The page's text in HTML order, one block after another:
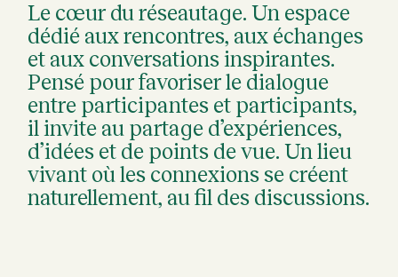
Le cœur du réseautage. Un espace
dédié aux rencontres, aux échanges
et aux conversations inspirantes.
Pensé pour favoriser le dialogue
entre participantes et participants,
il invite au partage d’expériences,
d’idées et de points de vue. Un lieu
vivant où les connexions se créent
naturellement, au fil des discussions.